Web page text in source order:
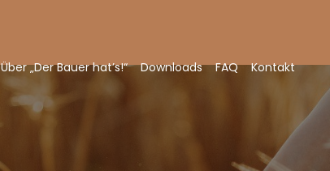
Über „Der Bauer hat’s!“ Downloads FAQ Kontakt